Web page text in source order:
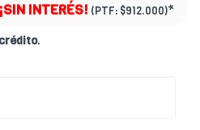
¡SIN INTERÉS! (PTF: $912.000)*
.